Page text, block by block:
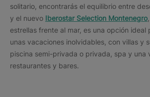
solitario, encontrarás el equilibrio entre
y el nuevo Iberostar Selection Montenegro
estrellas frente al mar, es una opción
unas vacaciones inolvidables, con villas y
piscina semi-privada o privada, spa y una
restaurantes y bares.